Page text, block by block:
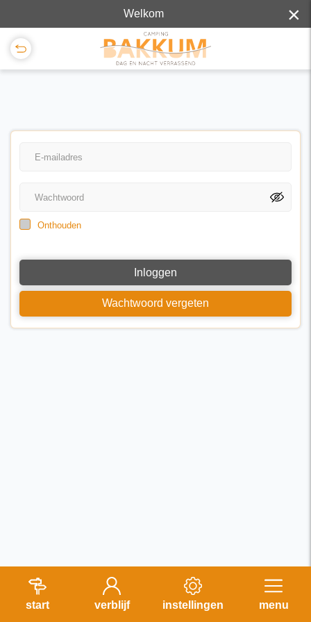
Welkom ×
Onthouden
Wachtwoord vergeten
Inloggen
start verblijf instellingen menu